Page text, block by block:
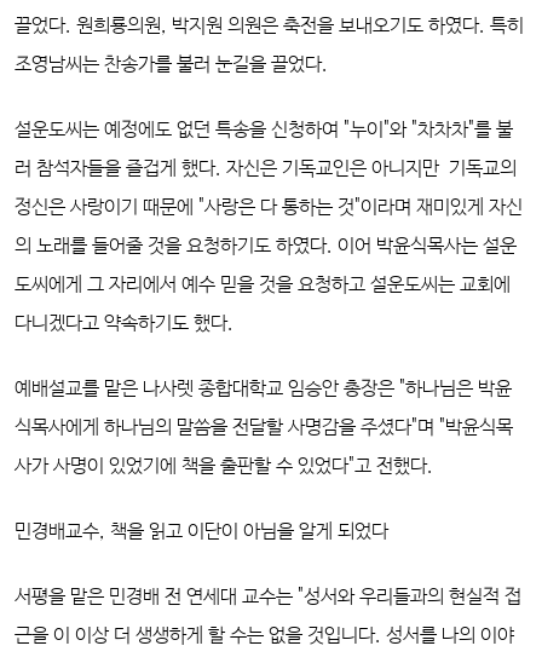
끌었다. 원희룡의원, 박지원 의원은 축전을 보내오기도 하였다. 특히
조영남씨는 찬송가를 불러 눈길을 끌었다.
설운도씨는 예정에도 없던 특송을 신청하여 "누이"와 "차차차"를 불
러 참석자들을 즐겁게 했다. 자신은 기독교인은 아니지만 기독교의
정신은 사랑이기 때문에 "사랑은 다 통하는 것"이라며 재미있게 자신
의 노래를 들어줄 것을 요청하기도 하였다. 이어 박윤식목사는 설운
도씨에게 그 자리에서 예수 믿을 것을 요청하고 설운도씨는 교회에
다니겠다고 약속하기도 했다.
예배설교를 맡은 나사렛 종합대학교 임승안 총장은 "하나님은 박윤
식목사에게 하나님의 말씀을 전달할 사명감을 주셨다"며 "박윤식목
사가 사명이 있었기에 책을 출판할 수 있었다"고 전했다.
민경배교수, 책을 읽고 이단이 아님을 알게 되었다
서평을 맡은 민경배 전 연세대 교수는 "성서와 우리들과의 현실적 접
근을 이 이상 더 생생하게 할 수는 없을 것입니다. 성서를 나의 이야